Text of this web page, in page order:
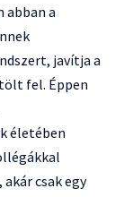
abban a
javítja a
fel. Éppen
életében
csak egy